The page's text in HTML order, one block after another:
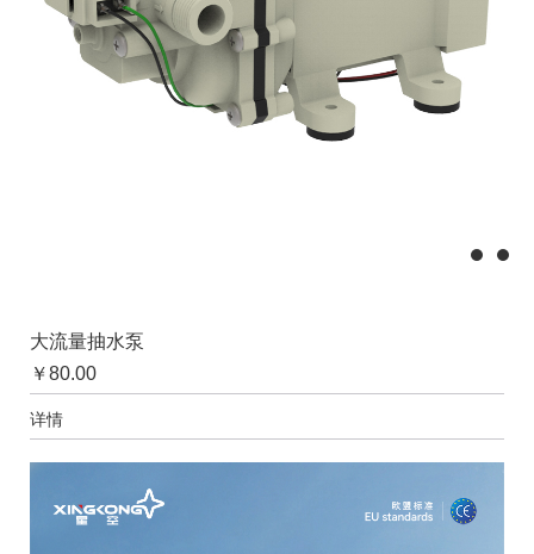
大流量抽水泵
￥80.00
详情